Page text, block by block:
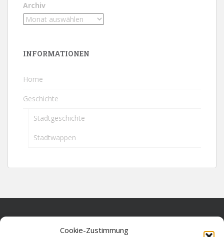
Cookie-Zustimmung
Archiv
INFORMATIONEN
Home
Geschichte
Stadtgeschichte
Stadtwappen